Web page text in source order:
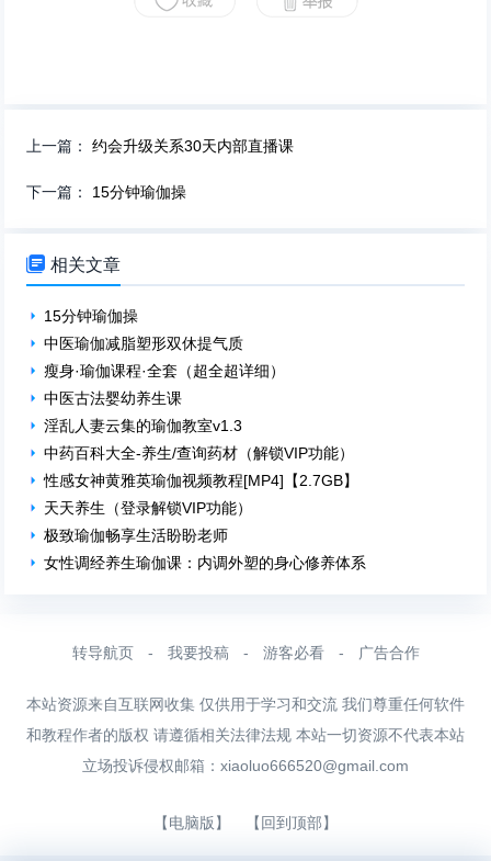
上一篇：约会升级关系30天内部直播课
下一篇： 15分钟瑜伽操
 相关文章
15分钟瑜伽操
中医瑜伽减脂塑形双休提气质
瘦身·瑜伽课程·全套（超全超详细）
中医古法婴幼养生课
淫乱人妻云集的瑜伽教室v1.3
中药百科大全-养生/查询药材（解锁VIP功能）
性感女神黄雅英瑜伽视频教程[MP4]【2.7GB】
天天养生（登录解锁VIP功能）
极致瑜伽畅享生活盼盼老师
女性调经养生瑜伽课：内调外塑的身心修养体系
转导航页 - 我要投稿 - 游客必看 - 广告合作
本站资源来自互联网收集 仅供用于学习和交流 我们尊重任何软件
和教程作者的版权 请遵循相关法律法规 本站一切资源不代表本站
立场投诉侵权邮箱： xiaoluo666520@gmail.com
【电脑版】 【回到顶部】